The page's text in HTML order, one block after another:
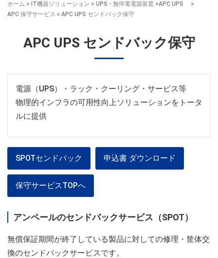
ホーム > IT機器ソリューション > UPS - 無停電電源装置 >APC UPS
>
APC 保守サービス » APC UPS センドバック保守
APC UPS センドバック保守
電源（UPS）・ラック・クーリング・サービス等
物理的インフラの可用性向上ソリューションをトータ
ルに提供
SPOTセンドバック 申込書 ダウンロード
保守サービスTOPへ
アンペールのセンドバックサービス（SPOT）
無償保証期間が終了している製品に対しての修理・筐体交
換のセンドバックサービスです。